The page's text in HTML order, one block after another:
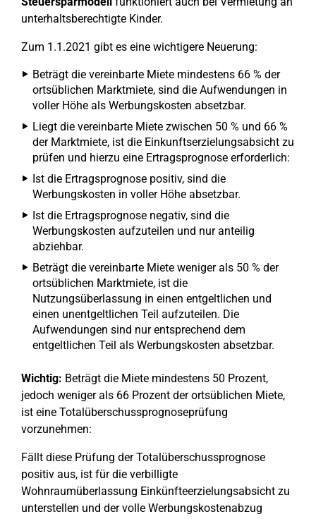
unterhaltsberechtigte Kinder.
Zum 1.1.2021 gibt es eine wichtigere Neuerung:
Beträgt die vereinbarte Miete mindestens 66 % der
ortsüblichen Marktmiete, sind die Aufwendungen in
voller Höhe als Werbungskosten absetzbar.
Liegt die vereinbarte Miete zwischen 50 % und 66 %
der Marktmiete, ist die Einkunftserzielungsabsicht zu
prüfen und hierzu eine Ertragsprognose erforderlich:
Ist die Ertragsprognose positiv, sind die
Werbungskosten in voller Höhe absetzbar.
Ist die Ertragsprognose negativ, sind die
Werbungskosten aufzuteilen und nur anteilig
abziehbar.
Beträgt die vereinbarte Miete weniger als 50 % der
ortsüblichen Marktmiete, ist die
Nutzungsüberlassung in einen entgeltlichen und
einen unentgeltlichen Teil aufzuteilen. Die
Aufwendungen sind nur entsprechend dem
entgeltlichen Teil als Werbungskosten absetzbar.
Wichtig: Beträgt die Miete mindestens 50 Prozent,
jedoch weniger als 66 Prozent der ortsüblichen Miete,
ist eine Totalüberschussprognoseprüfung
vorzunehmen:
Fällt diese Prüfung der Totalüberschussprognose
positiv aus, ist für die verbilligte
Wohnraumüberlassung Einkünfteerzielungsabsicht zu
unterstellen und der volle Werbungskostenabzug